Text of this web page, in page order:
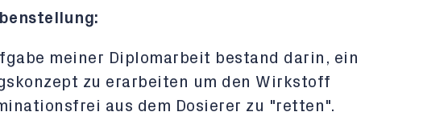
meiner Diplomarbeit bestand darin, ein
zu erarbeiten um den Wirkstoff
aus dem Dosierer zu "retten".